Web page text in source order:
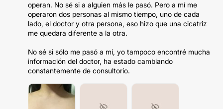
operan. No sé si a alguien más le pasó. Pero a mí me
operaron dos personas al mismo tiempo, uno de cada
lado, el doctor y otra persona, eso hizo que una cicatriz
me quedara diferente a la otra.
No sé si sólo me pasó a mí, yo tampoco encontré mucha
información del doctor, ha estado cambiando
constantemente de consultorio.